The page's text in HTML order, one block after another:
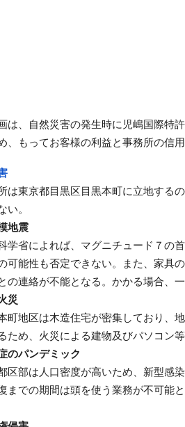
は、自然災害の発生時に児嶋国際特
、もってお客様の利益と事務所の信
は東京都目黒区目黒本町に立地する
い。
地震
学省によれば、マグニチュード７の
可能性も否定できない。また、家具
の連絡が不能となる。かかる場合、
災
町地区は木造住宅が密集しており、
ため、火災による建物及びパソコン
のパンデミック
区部は人口密度が高いため、新型感
までの期間は頭を使う業務が不可能